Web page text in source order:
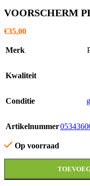
VOORSCHERM
€35,00
Merk
Kwaliteit
Conditie
Artikelnummer
Op voorraad